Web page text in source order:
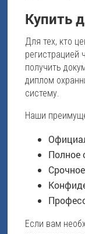
Купить
Для тех, кто
регистрацией
получить
диплом
систему.
Наши
Полное
Если вам